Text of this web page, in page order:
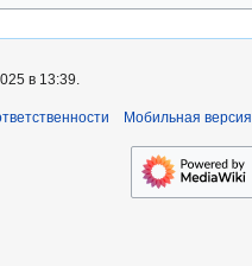
в 13:39.
Мобильная версия